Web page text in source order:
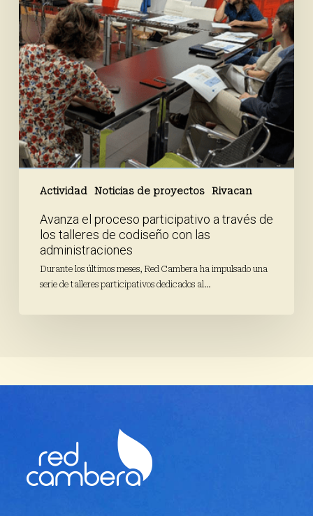
Actividad Noticias de proyectos Rivacan
los
talleres
de
codiseño
con
las
administraciones
Avanza el proceso participativo a través de
los talleres de codiseño con las
administraciones
Durante los últimos meses, Red Cambera ha impulsado una
serie de talleres participativos dedicados al…